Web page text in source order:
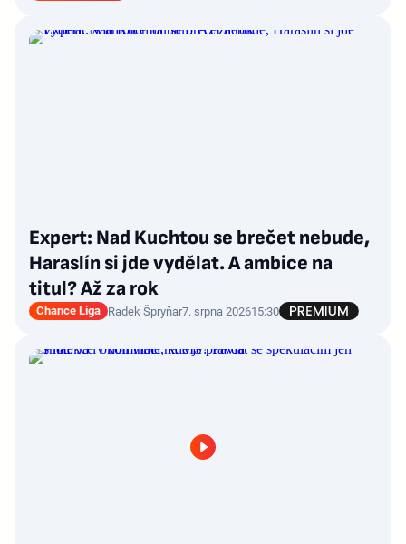
Expert: Nad Kuchtou se brečet nebude,
Haraslín si jde vydělat. A ambice na
titul? Až za rok
Chance Liga Radek Špryňar7. srpna 202615:30